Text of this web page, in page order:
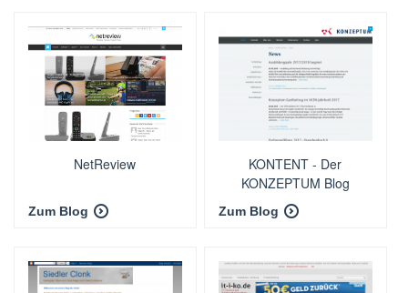
NetReview
Zum Blog
KONTENT - Der
KONZEPTUM Blog
Zum Blog